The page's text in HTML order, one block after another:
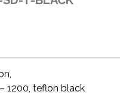
1200, teflon black